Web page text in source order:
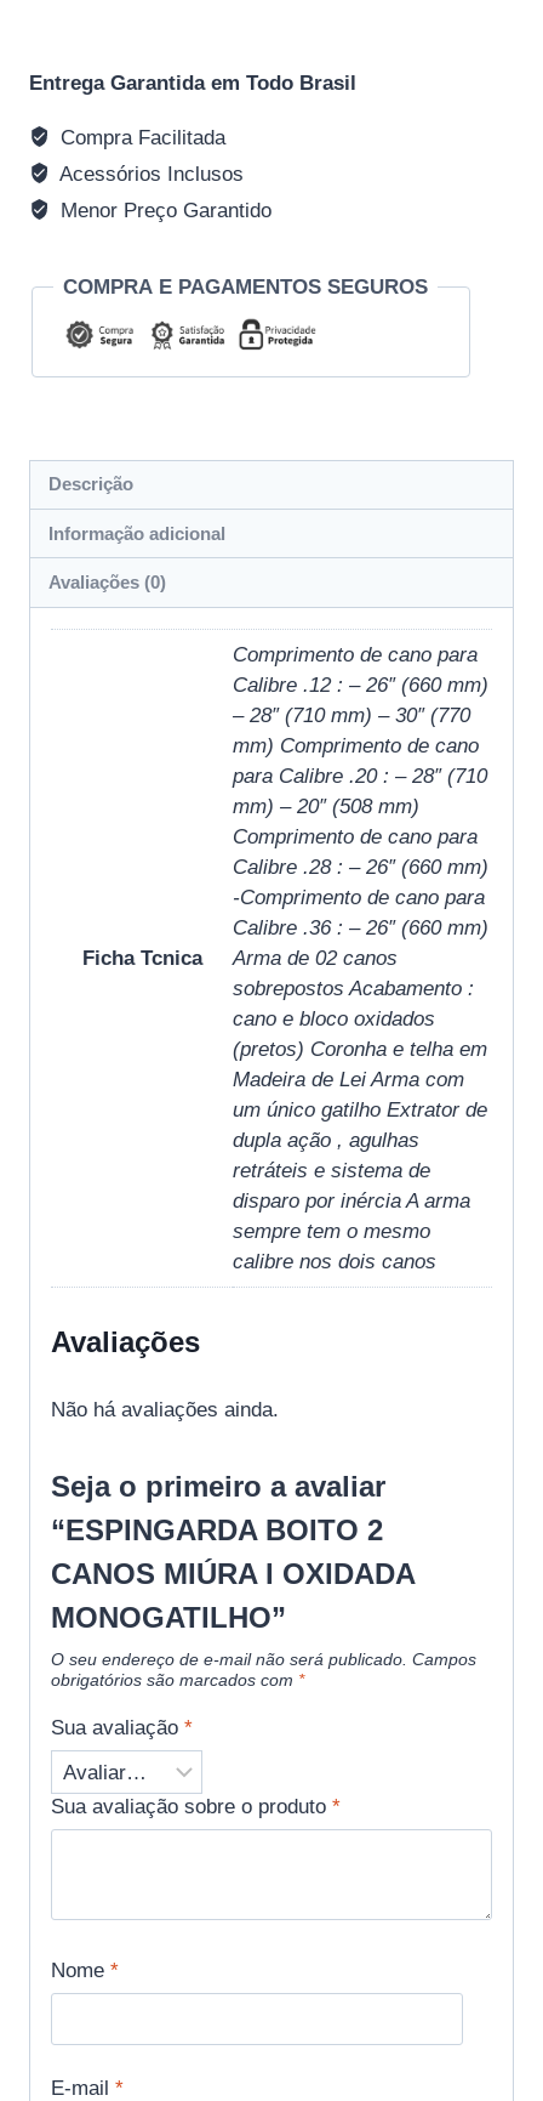
Entrega Garantida em Todo Brasil
Compra Facilitada
Acessórios Inclusos
Menor Preço Garantido
COMPRA E PAGAMENTOS SEGUROS
Descrição
Informação adicional
Avaliações (0)
Ficha Tcnica
Comprimento de cano para
Calibre .12 : – 26″ (660 mm)
– 28″ (710 mm) – 30″ (770
mm) Comprimento de cano
para Calibre .20 : – 28″ (710
mm) – 20″ (508 mm)
Comprimento de cano para
Calibre .28 : – 26″ (660 mm)
-Comprimento de cano para
Calibre .36 : – 26″ (660 mm)
Arma de 02 canos
sobrepostos Acabamento :
cano e bloco oxidados
(pretos) Coronha e telha em
Madeira de Lei Arma com
um único gatilho Extrator de
dupla ação , agulhas
retráteis e sistema de
disparo por inércia A arma
sempre tem o mesmo
calibre nos dois canos
Avaliações
Não há avaliações ainda.
Seja o primeiro a avaliar
“ESPINGARDA BOITO 2
CANOS MIÚRA I OXIDADA
MONOGATILHO”
O seu endereço de e-mail não será publicado. Campos
obrigatórios são marcados com *
Sua avaliação *
Sua avaliação sobre o produto *
Nome *
E-mail *